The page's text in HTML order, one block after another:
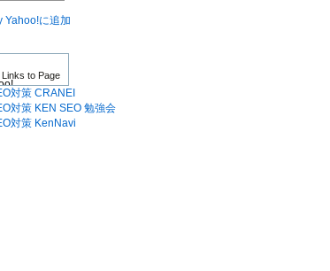
Links to Page